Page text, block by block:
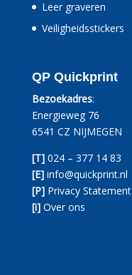
Leer graveren
Veiligheidsstickers
QP Quickprint
Bezoekadres:
Energieweg 76
6541 CZ NIJMEGEN
[T] 024 – 377 14 83
[E] info@quickprint.nl
[P] Privacy Statement
[i] Over ons